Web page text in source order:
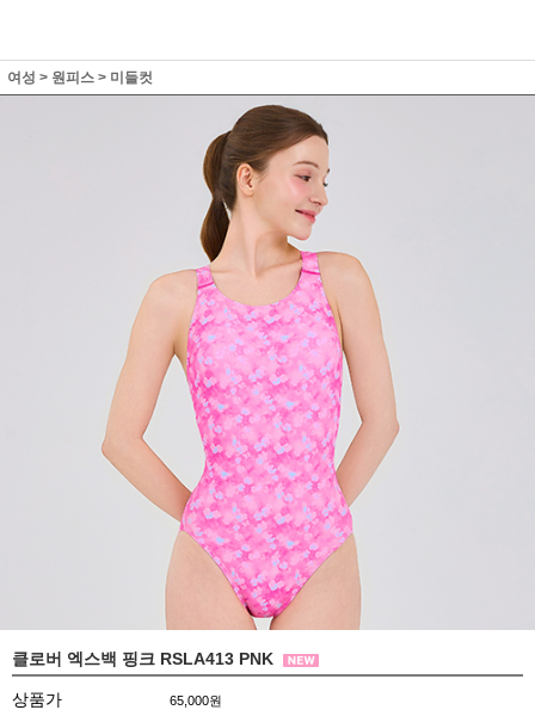
여성 > 원피스 > 미들컷
클로버 엑스백 핑크 RSLA413 PNK
상품가 65,000원